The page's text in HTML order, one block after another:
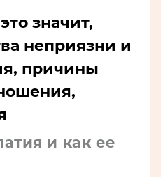
значит,
неприязни и
причины
и как ее